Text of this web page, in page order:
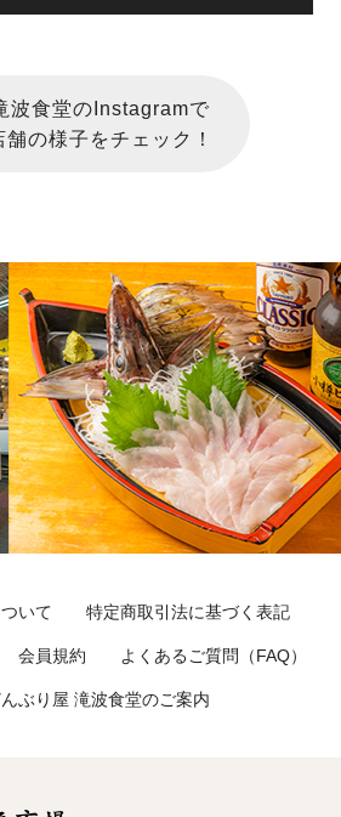
波食堂のInstagramで
舗の様子をチェック！
いて 特定商取引法に基づく表記
会員規約 よくあるご質問（FAQ）
ぶり屋 滝波食堂のご案内